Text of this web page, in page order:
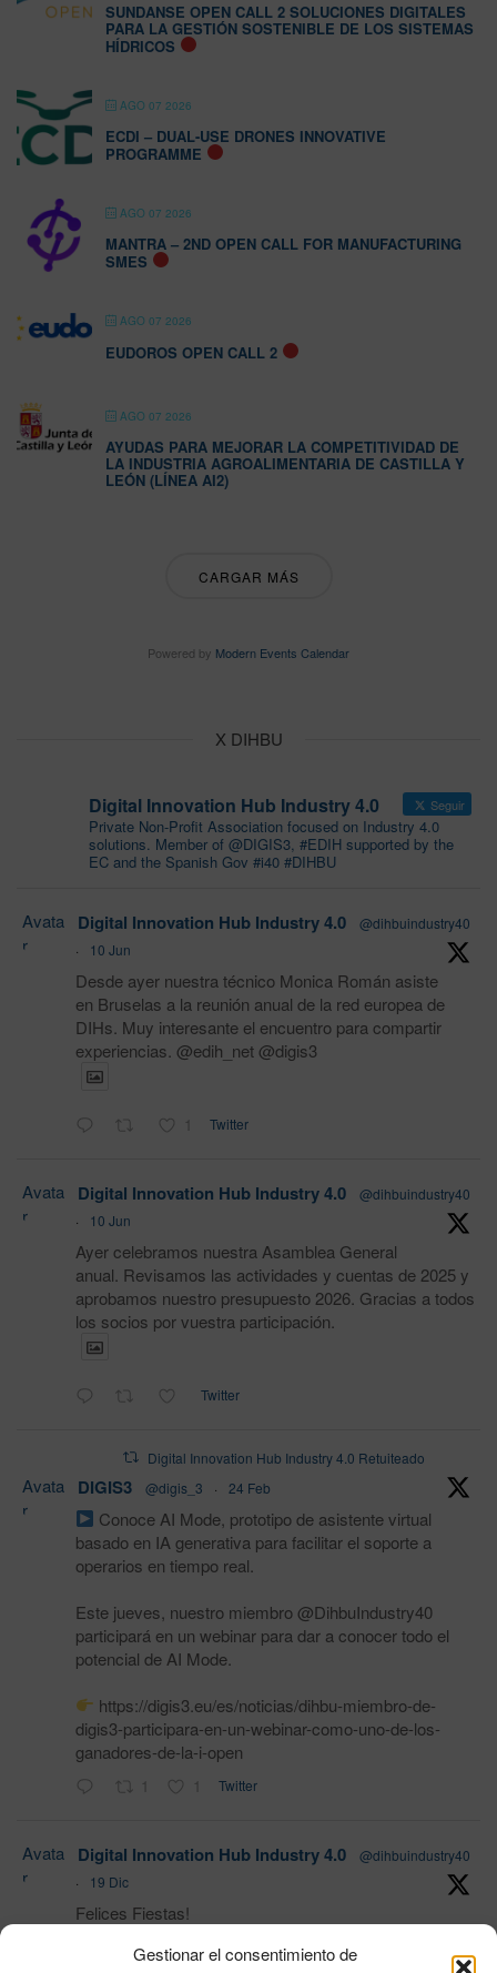
Gestionar el consentimiento de
SUNDANSE OPEN CALL 2 SOLUCIONES DIGITALES
PARA LA GESTIÓN SOSTENIBLE DE LOS SISTEMAS
HÍDRICOS
AGO 07 2026
ECDI – DUAL-USE DRONES INNOVATIVE
PROGRAMME
AGO 07 2026
MANTRA – 2ND OPEN CALL FOR MANUFACTURING
SMES
AGO 07 2026
EUDOROS OPEN CALL 2
AGO 07 2026
AYUDAS PARA MEJORAR LA COMPETITIVIDAD DE
LA INDUSTRIA AGROALIMENTARIA DE CASTILLA Y
LEÓN (LÍNEA AI2)
CARGAR MÁS
Powered by Modern Events Calendar
X DIHBU
Digital Innovation Hub Industry 4.0 Seguir
Private Non-Profit Association focused on Industry 4.0
solutions. Member of @DIGIS3, #EDIH supported by the
EC and the Spanish Gov #i40 #DIHBU
Avata
r
Digital Innovation Hub Industry 4.0
@dihbuindustry40
·
10 Jun
Desde ayer nuestra técnico Monica Román asiste
en Bruselas a la reunión anual de la red europea de
DIHs. Muy interesante el encuentro para compartir
experiencias. @edih_net @digis3
1 Twitter
Avata
r
Digital Innovation Hub Industry 4.0
@dihbuindustry40
·
10 Jun
Ayer celebramos nuestra Asamblea General
anual. Revisamos las actividades y cuentas de 2025 y
aprobamos nuestro presupuesto 2026. Gracias a todos
los socios por vuestra participación.
Twitter
Digital Innovation Hub Industry 4.0 Retuiteado
Avata
r
DIGIS3 @digis_3 · 24 Feb
Conoce AI Mode, prototipo de asistente virtual
basado en IA generativa para facilitar el soporte a
operarios en tiempo real.
Este jueves, nuestro miembro @DihbuIndustry40
participará en un webinar para dar a conocer todo el
potencial de AI Mode.
https://digis3.eu/es/noticias/dihbu-miembro-de-
digis3-participara-en-un-webinar-como-uno-de-los-
ganadores-de-la-i-open
1 1 Twitter
Avata
r
Digital Innovation Hub Industry 4.0
@dihbuindustry40
·
19 Dic
Felices Fiestas!